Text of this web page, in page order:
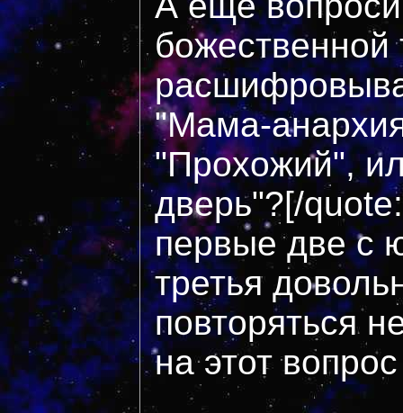
божественной
"Мама-
"Прохожий",
дверь"?[/
первые две с
третья
повторяться
на этот